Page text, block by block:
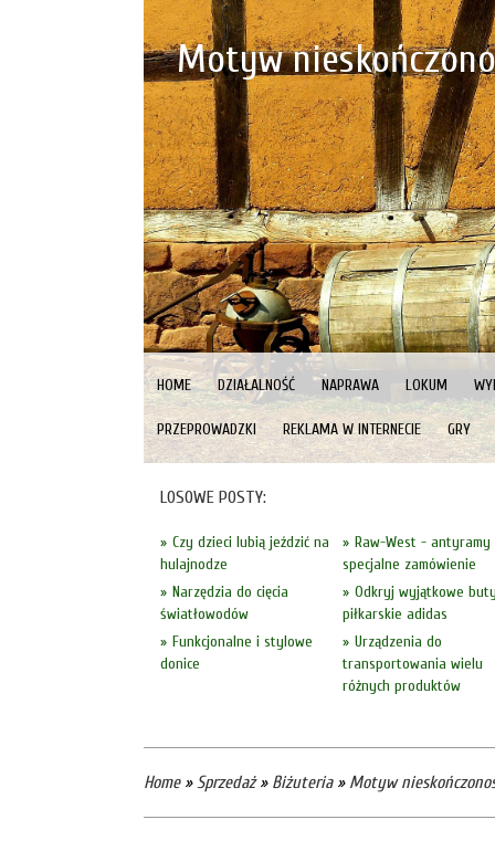
HOME DZIAŁALNOŚĆ NAPRAWA LOKUM
PRZEPROWADZKI REKLAMA W INTERNECIE GRY
Motyw
LOSOWE POSTY:
Raw-West - antyramy
specjalne zamówienie
Czy dzieci lubią jeździć na
hulajnodze
Odkryj wyjątkowe
piłkarskie adidas
Narzędzia do cięcia
światłowodów
Urządzenia do
transportowania wielu
różnych produktów
Funkcjonalne i stylowe
donice
Home» Sprzedaż» Biżuteria» Motyw